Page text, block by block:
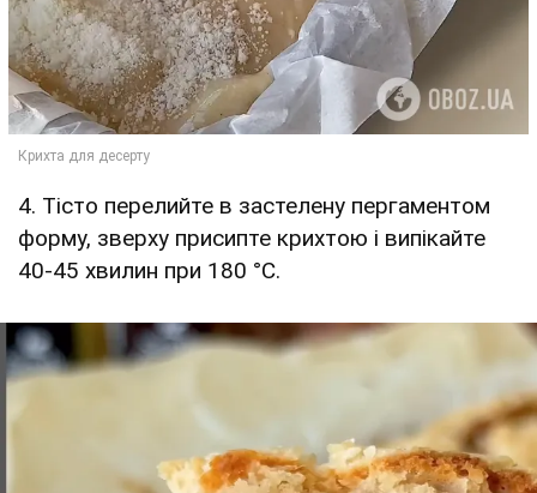
4. Тісто перелийте в застелену пергаментом
форму, зверху присипте крихтою і випікайте
40-45 хвилин при 180 °С.